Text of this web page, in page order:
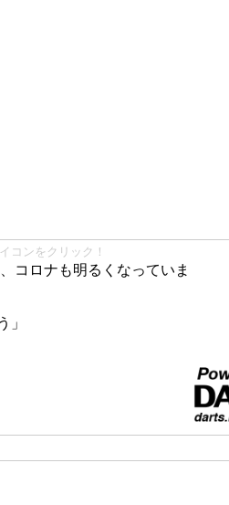
コンをクリック！
コロナも明るくなっていま
」